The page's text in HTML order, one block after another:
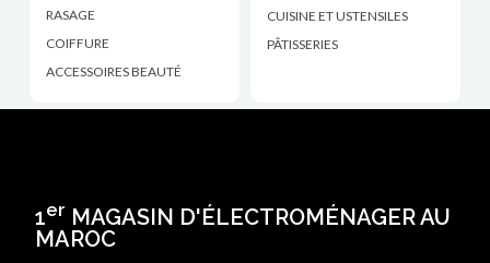
RASAGE
COIFFURE
ACCESSOIRES BEAUTÉ
CUISINE ET USTENSILES
PÂTISSERIES
1er MAGASIN D'ÉLECTROMÉNAGER AU
MAROC